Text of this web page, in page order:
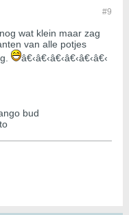
#9
wat klein maar zag
van alle potjes
â€‹â€‹â€‹â€‹â€‹â€‹
bud